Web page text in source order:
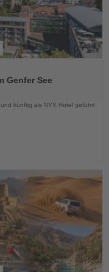
Genfer See
künftig als NYX Hotel geführt